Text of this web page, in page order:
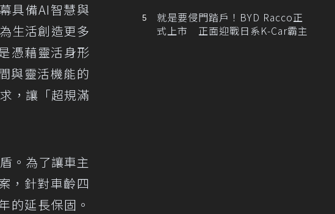
具備AI智慧與
生活創造更多
憑藉靈活身形
與靈活機能的
，讓「超規滿
。為了讓車主
，針對車齡四
的延長保固。
就是要侵門踏戶！BYD Racco正
式上市 正面迎戰日系K-Car霸主